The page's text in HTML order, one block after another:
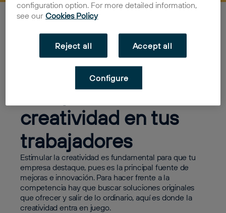
Fomentar la creatividad en tu empresa puede marcar
segundo plano. En este post te explicamos por qué
debes esforzarte en estimular la creatividad de tus
trabajadores y cómo puedes hacerlo.
Por qué estimular la
creatividad en tus
trabajadores
Estimular la creatividad es fundamental para que tu
empresa destaque, pues es la principal fuente de
mejoras e innovación. Para hacer frente a la
competencia hay que buscar soluciones originales
que ofrecer y salir de lo ordinario, aquí es donde la
creatividad entra en juego.
configuration option. For more detailed information,
see our Cookies Policy
Reject all Accept all
Configure